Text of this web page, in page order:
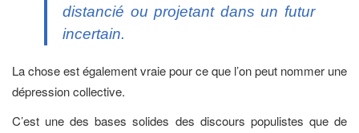
distancié ou projetant dans un futur
incertain.
La chose est également vraie pour ce que l’on peut nommer une
dépression collective.
C’est une des bases solides des discours populistes que de